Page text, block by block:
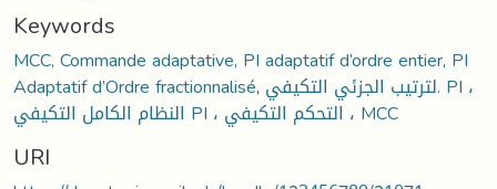
Keywords
MCC, Commande adaptative, PI adaptatif d’ordre entier, PI
Adaptatif d’Ordre fractionnalisé, لترتيب الجزئي التكيفي. PI ،
النظام الكامل التكيفي PI ، التحكم التكيفي ، MCC
URI